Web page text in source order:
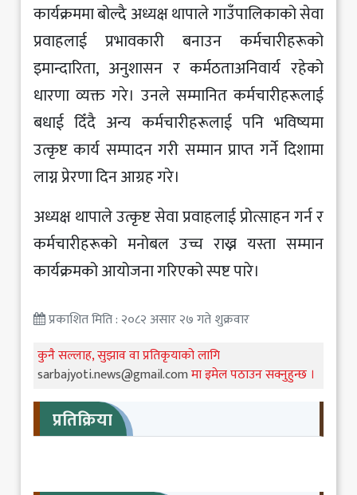
कार्यक्रममा बोल्दै अध्यक्ष थापाले गाउँपालिकाको सेवा
प्रवाहलाई प्रभावकारी बनाउन कर्मचारीहरूको
इमान्दारिता, अनुशासन र कर्मठताअनिवार्य रहेको
धारणा व्यक्त गरे। उनले सम्मानित कर्मचारीहरूलाई
बधाई दिँदै अन्य कर्मचारीहरूलाई पनि भविष्यमा
उत्कृष्ट कार्य सम्पादन गरी सम्मान प्राप्त गर्ने दिशामा
लाग्न प्रेरणा दिन आग्रह गरे।
अध्यक्ष थापाले उत्कृष्ट सेवा प्रवाहलाई प्रोत्साहन गर्न र
कर्मचारीहरूको मनोबल उच्च राख्न यस्ता सम्मान
कार्यक्रमको आयोजना गरिएको स्पष्ट पारे।
प्रकाशित मिति : २०८२ असार २७ गते शुक्रवार
कुनै सल्लाह, सुझाव वा प्रतिकृयाको लागि
sarbajyoti.news@gmail.comमा इमेल पठाउन सक्नुहुन्छ ।
प्रतिक्रिया